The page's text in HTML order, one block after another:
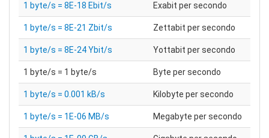
1 byte/s = 8E-18 Ebit/s Exabit per secondo
1 byte/s = 8E-21 Zbit/s Zettabit per secondo
1 byte/s = 8E-24 Ybit/s Yottabit per secondo
1 byte/s = 1 byte/s Byte per secondo
1 byte/s = 0.001 kB/s Kilobyte per secondo
1 byte/s = 1E-06 MB/s Megabyte per secondo